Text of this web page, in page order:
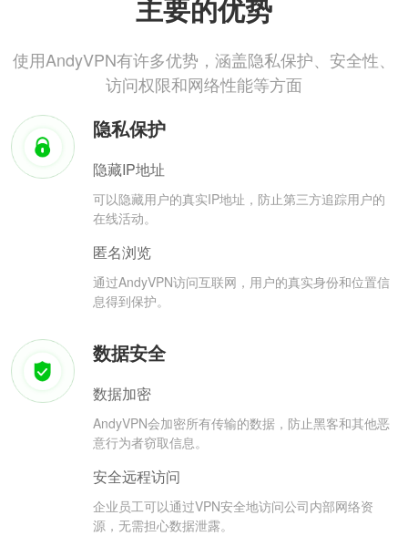
主要的优势
使用AndyVPN有许多优势，涵盖隐私保护、安全性、
访问权限和网络性能等方面
隐私保护
隐藏IP地址
可以隐藏用户的真实IP地址，防止第三方追踪用户的
在线活动。
匿名浏览
通过AndyVPN访问互联网，用户的真实身份和位置信
息得到保护。
数据安全
数据加密
AndyVPN会加密所有传输的数据，防止黑客和其他恶
意行为者窃取信息。
安全远程访问
企业员工可以通过VPN安全地访问公司内部网络资
源，无需担心数据泄露。